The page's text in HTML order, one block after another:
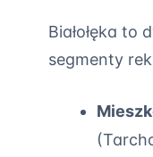
Białołęka to
segmenty